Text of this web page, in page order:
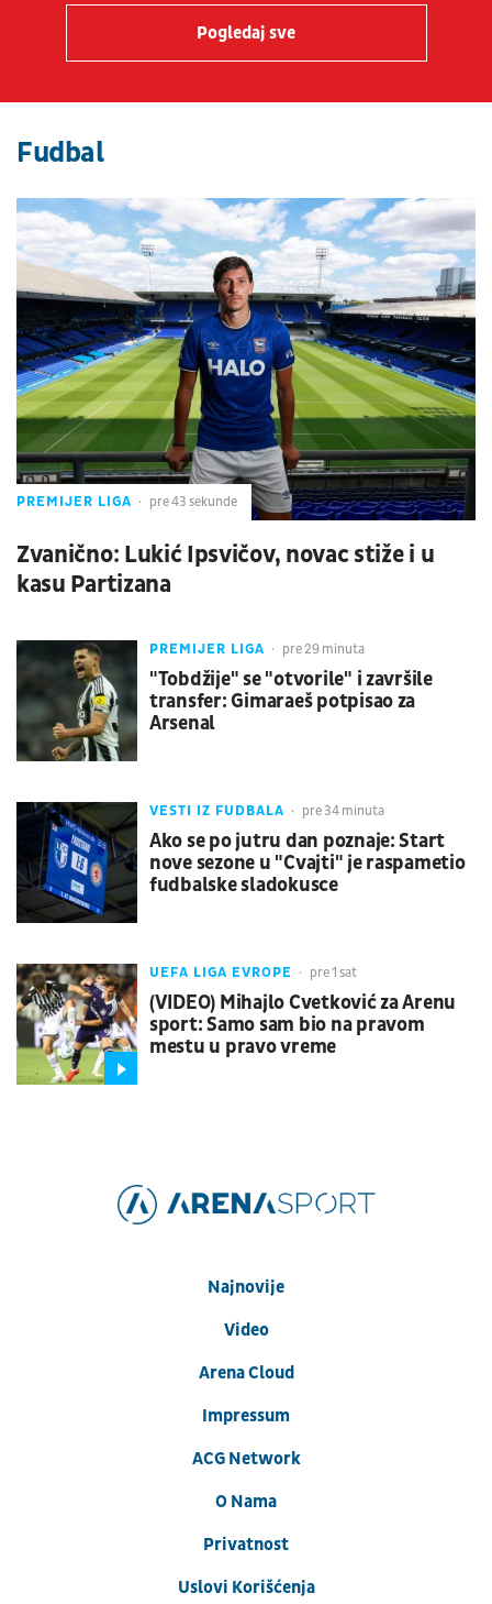
Pogledaj sve
Fudbal
PREMIJER LIGA pre 43 sekunde
Zvanično: Lukić Ipsvičov, novac stiže i u
kasu Partizana
PREMIJER LIGA pre 29 minuta
"Tobdžije" se "otvorile" i završile
transfer: Gimaraeš potpisao za
Arsenal
VESTI IZ FUDBALA pre 34 minuta
Ako se po jutru dan poznaje: Start
nove sezone u "Cvajti" je raspametio
fudbalske sladokusce
UEFA LIGA EVROPE pre 1 sat
(VIDEO) Mihajlo Cvetković za Arenu
sport: Samo sam bio na pravom
mestu u pravo vreme
Najnovije
Video
Arena Cloud
Impressum
ACG Network
O Nama
Privatnost
Uslovi Korišćenja